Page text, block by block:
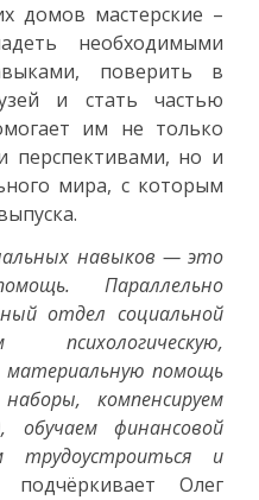
домов мастерские –
необходимыми
поверить в
и стать частью
им не только
перспективами, но и
мира, с которым
навыков — это
Параллельно
отдел социальной
материальную помощь
компенсируем
обучаем финансовой
трудоустроиться и
Олег